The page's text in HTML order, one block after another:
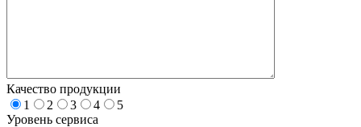
Качество продукции
1
2 3 4
5
Уровень сервиса